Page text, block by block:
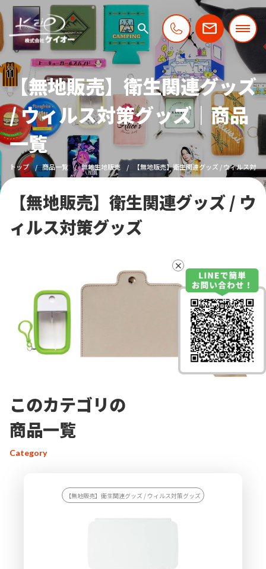
【無地販売】衛生関連グッズ
/ ウィルス対策グッズ｜商品
一覧
トップ 商品一覧 無地生地販売 【無地販売】衛生関連グッズ / ウィルス対策
【無地販売】衛生関連グッズ / ウ
ィルス対策グッズ
このカテゴリの
商品一覧
Category
【無地販売】衛生関連グッズ / ウィルス対策グッズ